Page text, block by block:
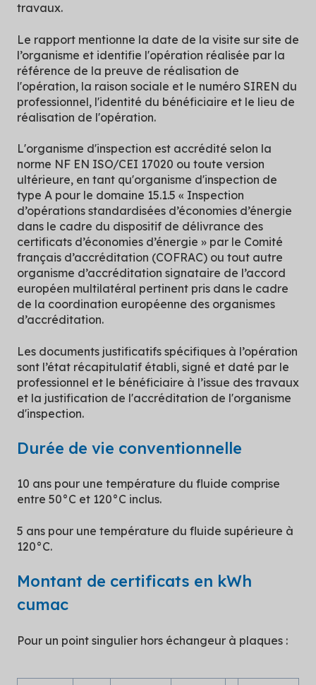
travaux.
Le rapport mentionne la date de la visite sur site de
l’organisme et identifie l'opération réalisée par la
référence de la preuve de réalisation de
l'opération, la raison sociale et le numéro SIREN du
professionnel, l'identité du bénéficiaire et le lieu de
réalisation de l'opération.
L'organisme d'inspection est accrédité selon la
norme NF EN ISO/CEI 17020 ou toute version
ultérieure, en tant qu'organisme d'inspection de
type A pour le domaine 15.1.5 « Inspection
d’opérations standardisées d’économies d’énergie
dans le cadre du dispositif de délivrance des
certificats d’économies d’énergie » par le Comité
français d’accréditation (COFRAC) ou tout autre
organisme d’accréditation signataire de l’accord
européen multilatéral pertinent pris dans le cadre
de la coordination européenne des organismes
d’accréditation.
Les documents justificatifs spécifiques à l’opération
sont l’état récapitulatif établi, signé et daté par le
professionnel et le bénéficiaire à l’issue des travaux
et la justification de l'accréditation de l'organisme
d'inspection.
Durée de vie conventionnelle
10 ans pour une température du fluide comprise
entre 50°C et 120°C inclus.
5 ans pour une température du fluide supérieure à
120°C.
Montant de certificats en kWh
cumac
Pour un point singulier hors échangeur à plaques :